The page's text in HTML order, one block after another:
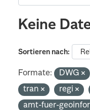
Keine
Sortieren nach
Formate: DWG
tran
regi
amt-fuer-